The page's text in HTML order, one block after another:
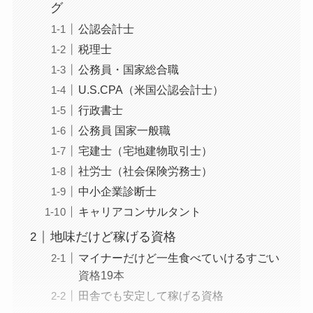
グ
公認会計士
税理士
公務員・国家総合職
U.S.CPA（米国公認会計士）
行政書士
公務員 国家一般職
宅建士（宅地建物取引士）
社労士（社会保険労務士）
中小企業診断士
キャリアコンサルタント
地味だけど稼げる資格
マイナーだけど一生食べていけるすごい
資格19本
田舎でも安定して稼げる資格